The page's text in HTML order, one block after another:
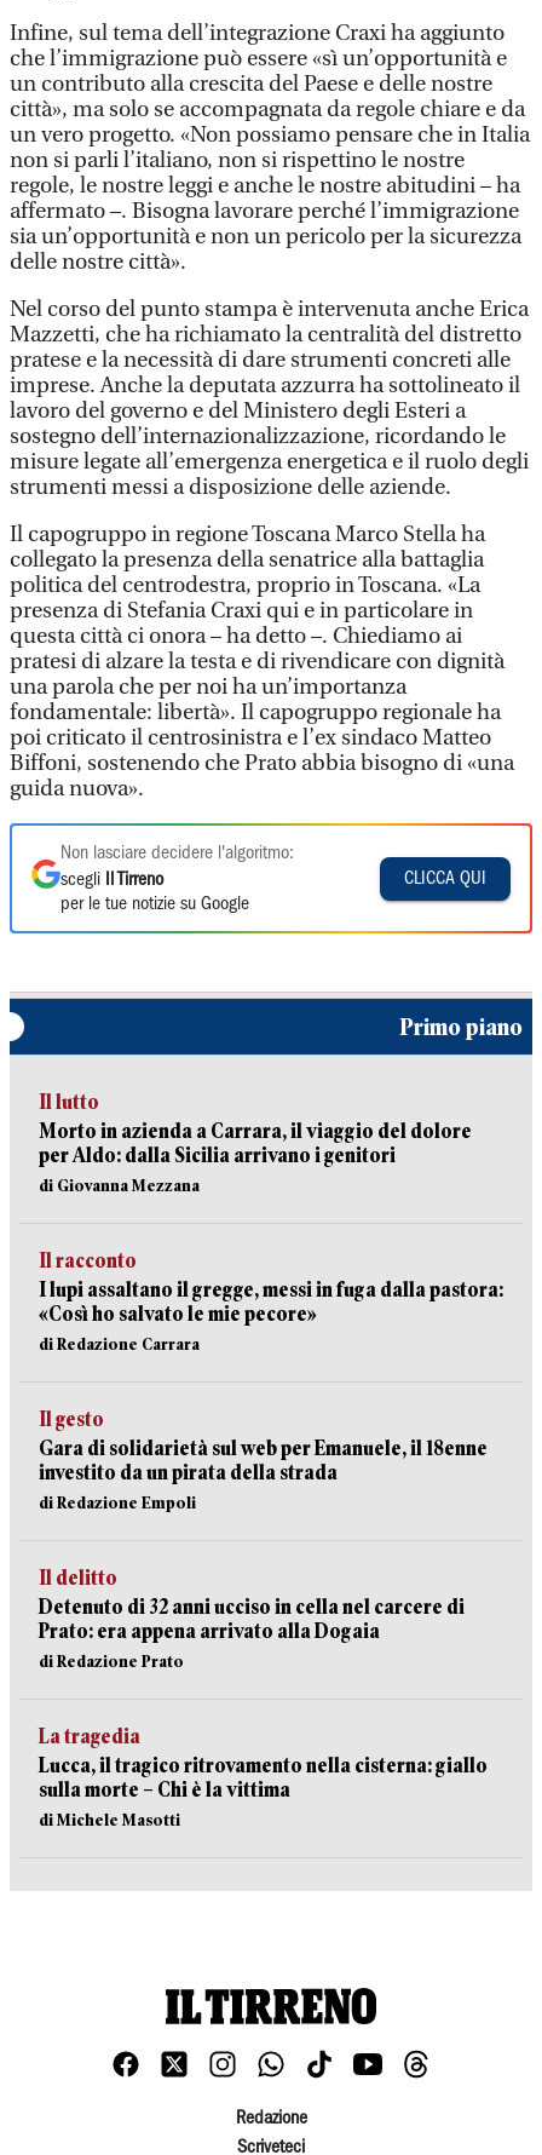
Infine, sul tema dell’integrazione Craxi ha aggiunto
che l’immigrazione può essere «sì un’opportunità e
un contributo alla crescita del Paese e delle nostre
città», ma solo se accompagnata da regole chiare e da
un vero progetto. «Non possiamo pensare che in Italia
non si parli l’italiano, non si rispettino le nostre
regole, le nostre leggi e anche le nostre abitudini – ha
affermato –. Bisogna lavorare perché l’immigrazione
sia un’opportunità e non un pericolo per la sicurezza
delle nostre città».
Nel corso del punto stampa è intervenuta anche Erica
Mazzetti, che ha richiamato la centralità del distretto
pratese e la necessità di dare strumenti concreti alle
imprese. Anche la deputata azzurra ha sottolineato il
lavoro del governo e del Ministero degli Esteri a
sostegno dell’internazionalizzazione, ricordando le
misure legate all’emergenza energetica e il ruolo degli
strumenti messi a disposizione delle aziende.
Il capogruppo in regione Toscana Marco Stella ha
collegato la presenza della senatrice alla battaglia
politica del centrodestra, proprio in Toscana. «La
presenza di Stefania Craxi qui e in particolare in
questa città ci onora – ha detto –. Chiediamo ai
pratesi di alzare la testa e di rivendicare con dignità
una parola che per noi ha un’importanza
fondamentale: libertà». Il capogruppo regionale ha
poi criticato il centrosinistra e l’ex sindaco Matteo
Biffoni, sostenendo che Prato abbia bisogno di «una
guida nuova».
Non lasciare decidere l'algoritmo:
scegli
Il Tirreno
per le tue notizie su Google
CLICCA QUI
Primo piano
Il lutto
Morto in azienda a Carrara, il viaggio del dolore
per Aldo: dalla Sicilia arrivano i genitori
di Giovanna Mezzana
Il racconto
I lupi assaltano il gregge, messi in fuga dalla pastora:
«Così ho salvato le mie pecore»
di Redazione Carrara
Il gesto
Gara di solidarietà sul web per Emanuele, il 18enne
investito da un pirata della strada
di Redazione Empoli
Il delitto
Detenuto di 32 anni ucciso in cella nel carcere di
Prato: era appena arrivato alla Dogaia
di Redazione Prato
La tragedia
Lucca, il tragico ritrovamento nella cisterna: giallo
sulla morte – Chi è la vittima
di Michele Masotti
Redazione
Scriveteci